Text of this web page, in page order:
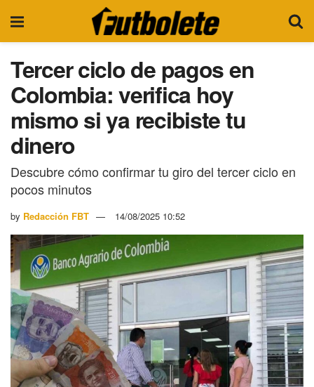
Tercer ciclo de pagos en
Colombia: verifica hoy
mismo si ya recibiste tu
dinero
Descubre cómo confirmar tu giro del tercer ciclo en
pocos minutos
by Redacción FBT 14/08/2025 10:52